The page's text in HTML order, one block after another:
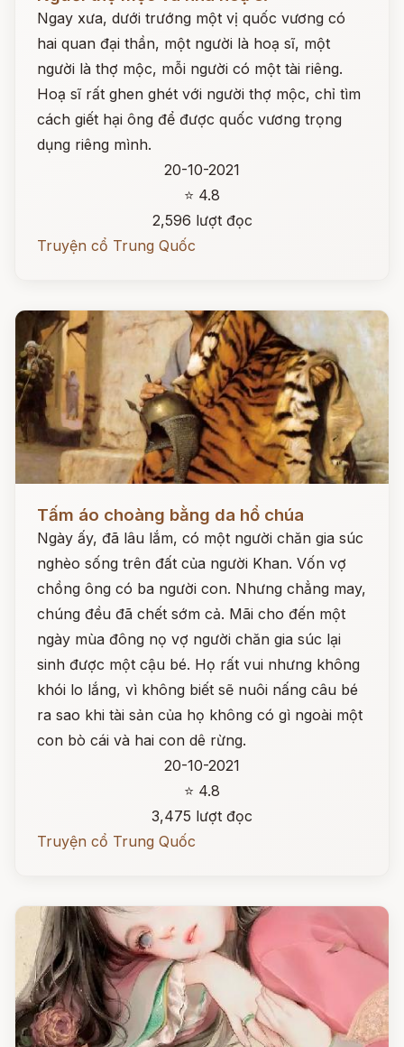
Ngay xưa, dưới trướng một vị quốc vương có
hai quan đại thần, một người là hoạ sĩ, một
người là thợ mộc, mỗi người có một tài riêng.
Hoạ sĩ rất ghen ghét với người thợ mộc, chỉ tìm
cách giết hại ông để được quốc vương trọng
dụng riêng mình.
20-10-2021
⭐ 4.8
2,596 lượt đọc
Truyện cổ Trung Quốc
Đọc ngay
Tấm áo choàng bằng da hổ chúa
Ngày ấy, đã lâu lắm, có một người chăn gia súc
nghèo sống trên đất của người Khan. Vốn vợ
chồng ông có ba người con. Nhưng chẳng may,
chúng đều đã chết sớm cả. Mãi cho đến một
ngày mùa đông nọ vợ người chăn gia súc lại
sinh được một cậu bé. Họ rất vui nhưng không
khói lo lắng, vì không biết sẽ nuôi nấng câu bé
ra sao khi tài sản của họ không có gì ngoài một
con bò cái và hai con dê rừng.
20-10-2021
⭐ 4.8
3,475 lượt đọc
Truyện cổ Trung Quốc